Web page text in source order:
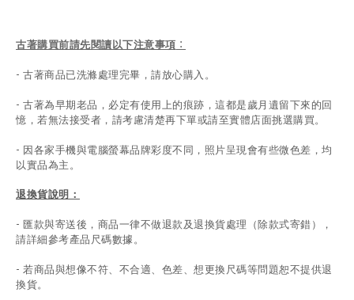
古著購買前請先閱讀以下注意事項 ：
- 古著商品已洗滌處理完畢，請放心購入。
- 古著為早期老品，必定有使用上的痕跡，這都是歲月遺留下來的回
憶，若無法接受者，請考慮清楚再下單或請至實體店面挑選購買。
- 因各家手機與電腦螢幕品牌彩度不同，照片呈現會有些微色差，均
以實品為主。
退換貨說明：
- 匯款與寄送後，商品一律不做退款及退換貨處理（除款式寄錯），
請詳細參考產品尺碼數據 。
- 若商品與想像不符、不合適、色差、想更換尺碼等問題恕不提供退
換貨。